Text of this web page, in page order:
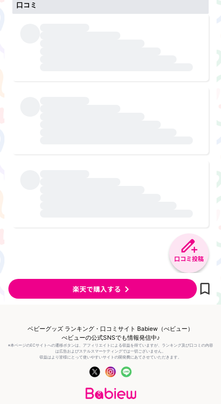
口コミ
口コミ投稿
楽天で購入する
ベビーグッズ ランキング・口コミサイト Babiew（べビュー）
べビューの公式SNSでも情報発信中♪
※本ページのECサイトへの遷移ボタンは、アフィリエイトによる収益を得ていますが、ランキング及び口コミの内容
は広告およびステルスマーケティングでは一切ございません。
収益はより皆様にとって使いやすいサイトの開発費にあてさせていただきます。